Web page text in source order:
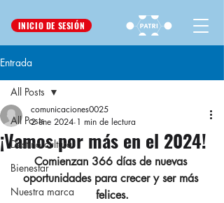
INICIO DE SESIÓN
Entrada
All Posts
Destino cultura
Bienestar
Nuestra marca
All Posts
¡Vamos por más en el 2024!
comunicaciones0025
2 ene 2024 1 min de lectura
Comienzan 366 días de nuevas
oportunidades para crecer y ser más
felices.